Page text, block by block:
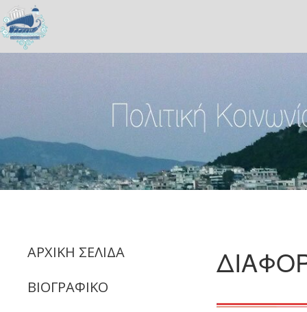
ΑΡΧΙΚΗ ΣΕΛΙΔΑ
ΒΙΟΓΡΑΦΙΚΟ